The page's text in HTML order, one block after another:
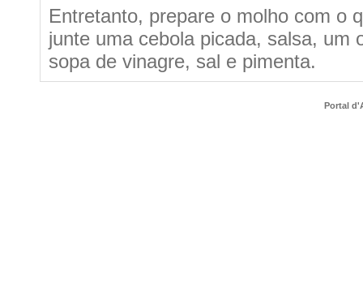
Entretanto, prepare o molho com o
junte uma cebola picada, salsa, um
sopa de vinagre, sal e pimenta.
Portal